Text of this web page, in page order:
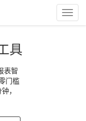
Toggle
具
表智
门槛
，